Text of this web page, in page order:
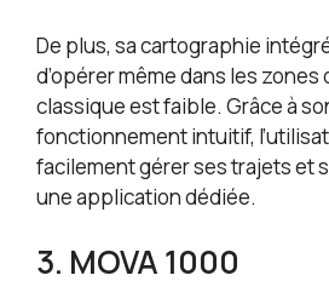
De plus, sa cartographie
d’opérer même dans les zones
classique est faible. Grâce à
fonctionnement intuitif,
facilement gérer ses trajets et
une application dédiée.
3. MOVA 1000